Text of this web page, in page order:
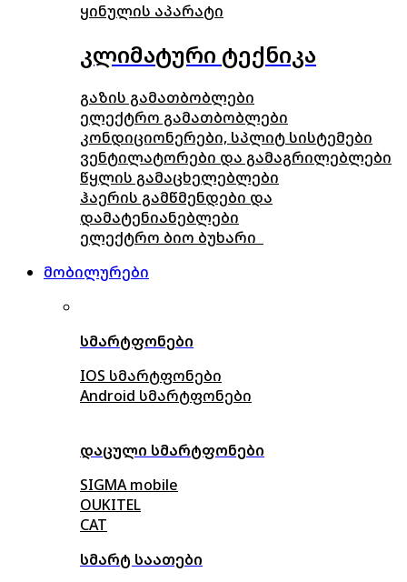
ყინულის აპარატი
კლიმატური ტექნიკა
გაზის გამათბობლები
ელექტრო გამათბობლები
კონდიციონერები, სპლიტ სისტემები
ვენტილატორები და გამაგრილებლები
წყლის გამაცხელებლები
ჰაერის გამწმენდები და
დამატენიანებლები
ელექტრო ბიო ბუხარი
მობილურები
სმარტფონები
IOS სმარტფონები
Android სმარტფონები
დაცული სმარტფონები
SIGMA mobile
OUKITEL
CAT
სმარტ საათები